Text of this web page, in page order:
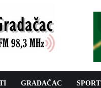
GRADAČAC SPORT